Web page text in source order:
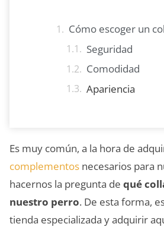
Seguridad
Comodidad
Apariencia
Es muy común, a la hora de
complementos necesarios para
hacernos la pregunta de qué
nuestro perro. De esta forma,
tienda especializada y adquirir